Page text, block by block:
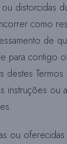
distorcidas
como
de
para contigo
destes
instruções
ou